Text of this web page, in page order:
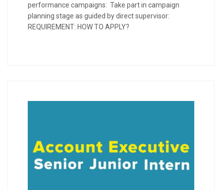
performance campaigns: Take part in campaign
planning stage as guided by direct supervisor:
REQUIREMENT: HOW TO APPLY?